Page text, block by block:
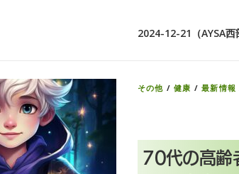
2024-12-21（AYSA
その他 /健康 /最新情報
70代の高齢